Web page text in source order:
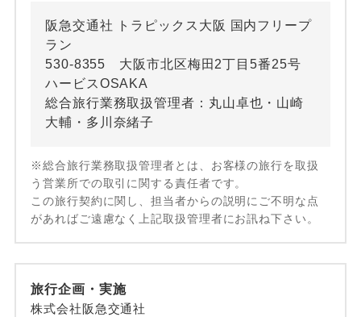
阪急交通社 トラピックス大阪 国内フリープ
ラン
530-8355 大阪市北区梅田2丁目5番25号
ハービスOSAKA
総合旅行業務取扱管理者：丸山卓也・山崎
大輔・多川奈緒子
※総合旅行業務取扱管理者とは、お客様の旅行を取扱
う営業所での取引に関する責任者です。
この旅行契約に関し、担当者からの説明にご不明な点
があればご遠慮なく上記取扱管理者にお訊ね下さい。
旅行企画・実施
株式会社阪急交通社